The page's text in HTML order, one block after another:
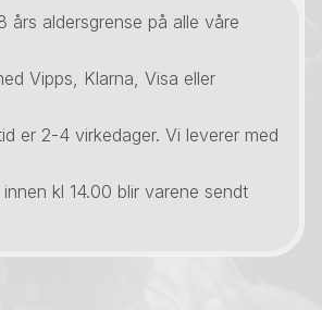
års aldersgrense på alle våre
Vipps, Klarna, Visa eller
er 2-4 virkedager. Vi leverer med
kl 14.00 blir varene sendt